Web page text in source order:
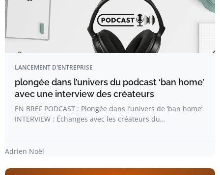
LANCEMENT D'ENTREPRISE
plongée dans l’univers du podcast ‘ban home’
avec une interview des créateurs
EN BREF PODCAST : Plongée dans l’univers de ‘ban home’
INTERVIEW : Échanges avec les créateurs du…
Adrien Noël